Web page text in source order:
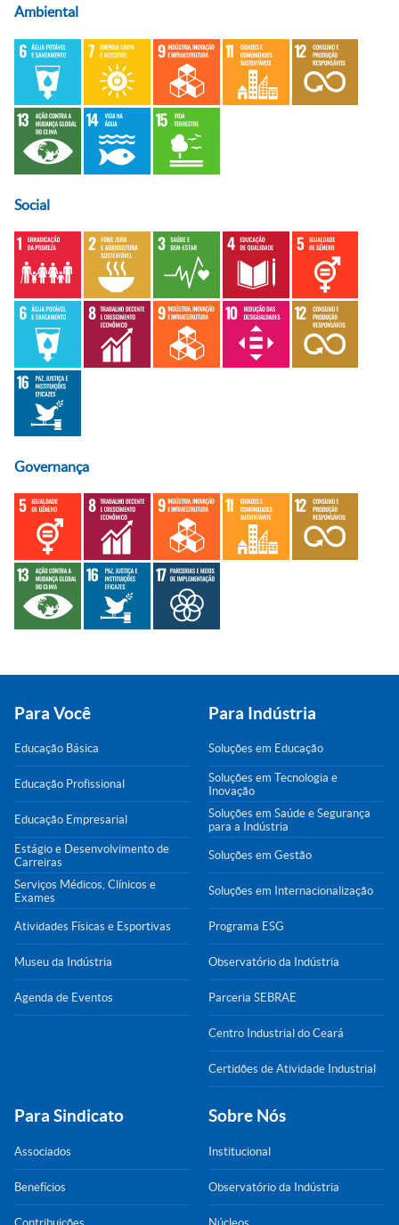
Ambiental
Social
Governança
Para Você
Educação Básica
Educação Profissional
Educação Empresarial
Estágio e Desenvolvimento de
Carreiras
Serviços Médicos, Clínicos e
Exames
Atividades Físicas e Esportivas
Museu da Indústria
Agenda de Eventos
Para Indústria
Soluções em Educação
Soluções em Tecnologia e
Inovação
Soluções em Saúde e Segurança
para a Indústria
Soluções em Gestão
Soluções em Internacionalização
Programa ESG
Observatório da Indústria
Parceria SEBRAE
Centro Industrial do Ceará
Certidões de Atividade Industrial
Para Sindicato
Associados
Benefícios
Sobre Nós
Institucional
Observatório da Indústria